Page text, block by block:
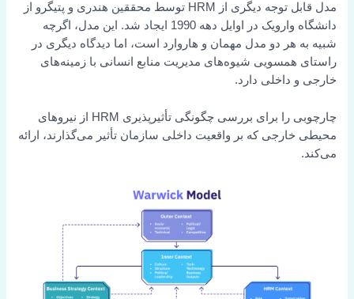
مدل قابل توجه دیگری از HRM توسط محققین هندری و پتیگرو از
دانشگاه وارویک در اوایل دهه 1990 ایجاد شد. این مدل، اگرچه
شبیه به هر دو مدل مهمان و هاروارد است، اما دیدگاه دیگری در
راستای همسویی شیوه‌های مدیریت منابع انسانی با زمینه‌های
خارجی و داخلی دارد.
چارچوبی را برای بررسی چگونگی تأثیرپذیری HRM از نیروهای
محیطی خارجی که بر واقعیت داخلی سازمان تأثیر می‌گذارند، ارائه
می‌کند.